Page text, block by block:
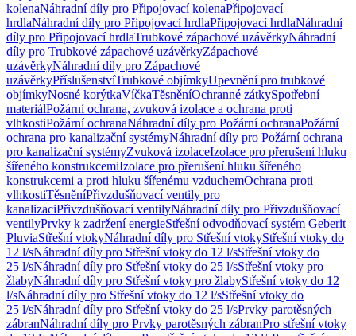
kolenaNáhradní díly pro Připojovací kolenaPřipojovací
hrdlaNáhradní díly pro Připojovací hrdlaPřipojovací hrdlaNáhradní
díly pro Připojovací hrdlaTrubkové zápachové uzávěrkyNáhradní
díly pro Trubkové zápachové uzávěrkyZápachové
uzávěrkyNáhradní díly pro Zápachové
uzávěrkyPříslušenstvíTrubkové objímkyUpevnění pro trubkové
objímkyNosné korýtkaVíčkaTěsněníOchranné zátkySpotřební
materiálPožární ochrana, zvuková izolace a ochrana proti
vlhkostiPožární ochranaNáhradní díly pro Požární ochranaPožární
ochrana pro kanalizační systémyNáhradní díly pro Požární ochrana
pro kanalizační systémyZvuková izolaceIzolace pro přerušení hluku
šířeného konstrukcemiIzolace pro přerušení hluku šířeného
konstrukcemi a proti hluku šířenému vzduchemOchrana proti
vlhkostiTěsněníPřivzdušňovací ventily pro
kanalizaciPřivzdušňovací ventilyNáhradní díly pro Přivzdušňovací
ventilyPrvky k zadržení energieStřešní odvodňovací systém Geberit
PluviaStřešní vtokyNáhradní díly pro Střešní vtokyStřešní vtoky do
12 l/sNáhradní díly pro Střešní vtoky do 12 l/sStřešní vtoky do
25 l/sNáhradní díly pro Střešní vtoky do 25 l/sStřešní vtoky pro
žlabyNáhradní díly pro Střešní vtoky pro žlabyStřešní vtoky do 12
l/sNáhradní díly pro Střešní vtoky do 12 l/sStřešní vtoky do
25 l/sNáhradní díly pro Střešní vtoky do 25 l/sPrvky parotěsných
zábranNáhradní díly pro Prvky parotěsných zábranPro střešní vtoky